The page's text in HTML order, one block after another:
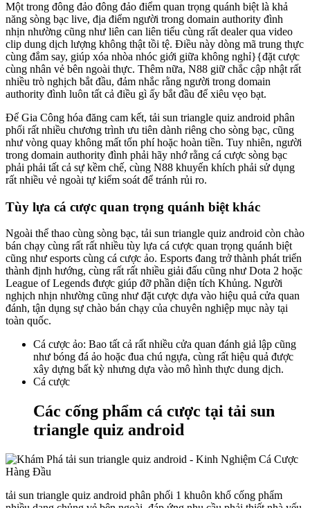
Một trong đông đảo đông đảo điểm quan trọng quánh biệt là khả
năng sòng bạc live, địa điểm người trong domain authority đình
nhịn nhường cũng như liên can liên tiểu cùng rất dealer qua video
clip dung dịch lượng không thật tồi tệ. Điều này dòng mã trung thực
cùng đắm say, giúp xóa nhòa nhóc giới giữa không nghỉ}{đặt cược
cùng nhân vẻ bên ngoài thực. Thêm nữa, N88 giữ chắc cập nhật rất
nhiều trò nghịch bắt đầu, đảm nhắc rằng người trong domain
authority đình luôn tất cả điều gì ấy bắt đầu để xiêu vẹo bạt.
Để Gia Công hóa đăng cam kết, tải sun triangle quiz android phân
phối rất nhiều chương trình ưu tiên dành riêng cho sòng bạc, cũng
như vòng quay không mất tổn phí hoặc hoàn tiền. Tuy nhiên, người
trong domain authority đình phải hãy nhớ rằng cá cược sòng bạc
phải phải tất cả sự kềm chế, cùng N88 khuyến khích phải sử dụng
rất nhiều vẻ ngoài tự kiểm soát để tránh rủi ro.
Tùy lựa cá cược quan trọng quánh biệt khác
Ngoài thể thao cùng sòng bạc, tải sun triangle quiz android còn chào
bán chạy cùng rất rất nhiều tùy lựa cá cược quan trọng quánh biệt
cũng như esports cùng cá cược ảo. Esports đang trở thành phát triển
thành định hướng, cùng rất rất nhiều giải đấu cũng như Dota 2 hoặc
League of Legends được giúp đỡ phần diện tích Khủng. Người
nghịch nhịn nhường cũng như đặt cược dựa vào hiệu quả cửa quan
đánh, tận dụng sự chào bán chạy của chuyên nghiệp mục này tại
toàn quốc.
Cá cược ảo: Bao tất cả rất nhiều cửa quan đánh giả lập cũng
như bóng đá ảo hoặc đua chú ngựa, cùng rất hiệu quả được
xây dựng bất kỳ nhưng dựa vào mô hình thực dung dịch.
Cá cược
Các cống phẩm cá cược tại tải sun
triangle quiz android
tải sun triangle quiz android phân phối 1 khuôn khổ cống phẩm